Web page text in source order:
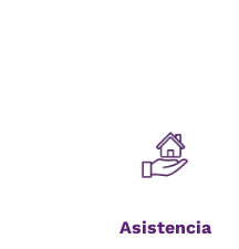
Asistencia